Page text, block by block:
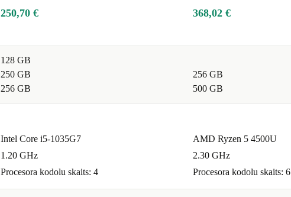
250,70 € 368,02 €
128 GB
250 GB
256 GB
256 GB
500 GB
Intel Core i5-1035G7
1.20 GHz
Procesora kodolu skaits: 4
AMD Ryzen 5 4500U
2.30 GHz
Procesora kodolu skaits: 6